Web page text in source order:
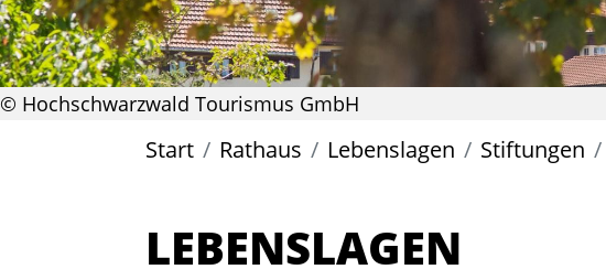
© Hochschwarzwald Tourismus GmbH
Start Rathaus Lebenslagen Stiftungen
LEBENSLAGEN